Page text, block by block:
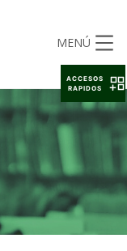
MENÚ
ACCESOS
RAPIDOS